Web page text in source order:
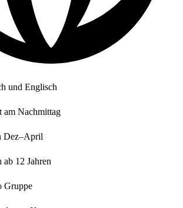
und Englisch
am Nachmittag
Dez–April
12 Jahren
Gruppe